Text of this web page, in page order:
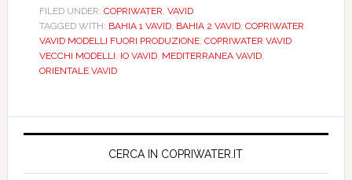
e
la
conquista
del
negl’anni
e
FILED UNDER: COPRIWATER, VAVID
TAGGED WITH: BAHIA 1 VAVID, BAHIA 2 VAVID, COPRIWATER
VAVID MODELLI FUORI PRODUZIONE, COPRIWATER VAVID
VECCHI MODELLI, IO VAVID, MEDITERRANEA VAVID,
ORIENTALE VAVID
Primary
CERCA IN COPRIWATER.IT